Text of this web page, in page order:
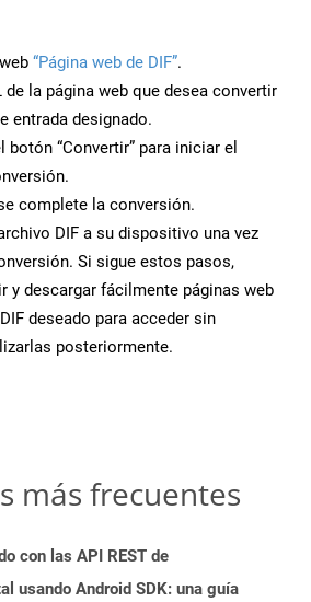
“Página web de DIF”.
de la página web que desea convertir
entrada designado.
botón “Convertir” para iniciar el
complete la conversión.
DIF a su dispositivo una vez
Si sigue estos pasos,
y descargar fácilmente páginas web
deseado para acceder sin
posteriormente.
más frecuentes
con las API REST de
usando Android SDK: una guía